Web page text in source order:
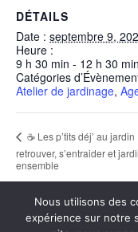
o
k
DÉTAILS
Date : septembre 9,
Heure :
9 h 30 min - 12 h 30 min
Catégories
Atelier de jardinage,
☕ Les p’tits déj’ au jardin
retrouver, s’entraider et
ensemble
Nous utilisons des
expérience sur notre